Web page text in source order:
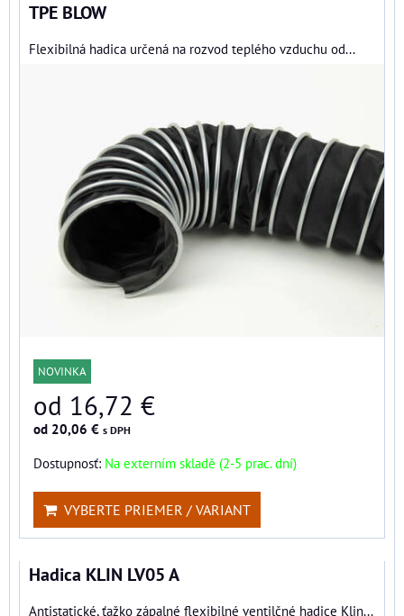
TPE BLOW
Flexibilná hadica určená na rozvod teplého vzduchu od...
NOVINKA
od 16,72 €
od 20,06 € s DPH
Dostupnosť: Na externím skladě (2-5 prac. dní)
VYBERTE PRIEMER / VARIANT
Hadica KLIN LV05 A
Antistatické, ťažko zápalné flexibilné ventilčné hadice Klin...